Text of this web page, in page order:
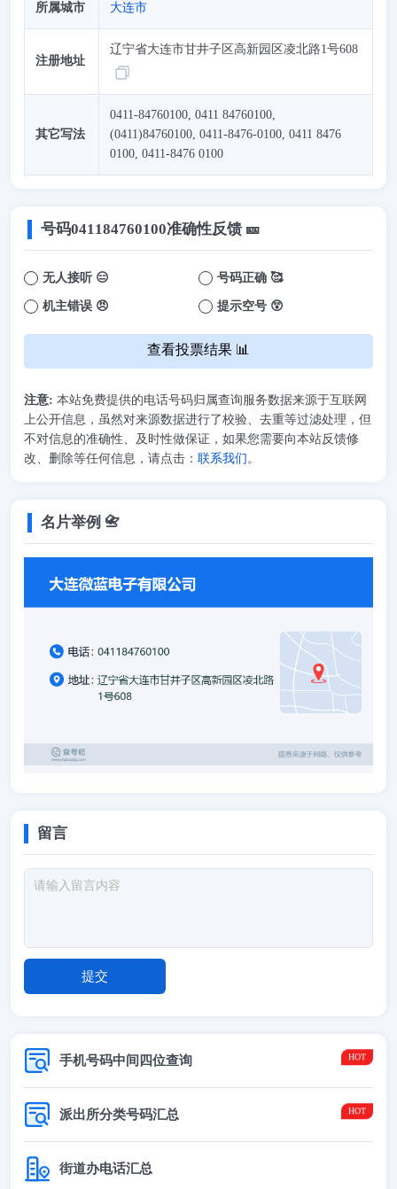
所属城市 大连市
注册地址
辽宁省大连市甘井子区高新园区凌北路1号608
其它写法
0411-84760100, 0411 84760100,
(0411)84760100, 0411-8476-0100, 0411 8476
0100, 0411-8476 0100
号码041184760100准确性反馈 🎫
无人接听 😑 号码正确 🥰
机主错误 😠 提示空号 😲
查看投票结果 📊
注意: 本站免费提供的电话号码归属查询服务数据来源于互联网
上公开信息，虽然对来源数据进行了校验、去重等过滤处理，但
不对信息的准确性、及时性做保证，如果您需要向本站反馈修
改、删除等任何信息，请点击： 联系我们 。
名片举例 📇
留言
手机号码中间四位查询
派出所分类号码汇总
街道办电话汇总